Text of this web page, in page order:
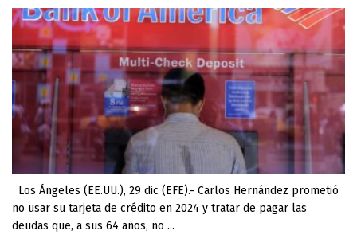
Los Ángeles (EE.UU.), 29 dic (EFE).- Carlos Hernández prometió
no usar su tarjeta de crédito en 2024 y tratar de pagar las
deudas que, a sus 64 años, no ...